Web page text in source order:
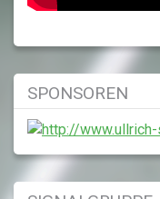
SPONSOREN